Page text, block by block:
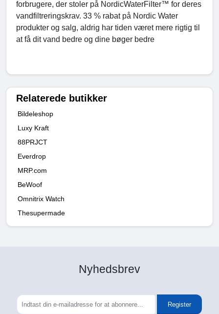
forbrugere, der stoler på NordicWaterFilter™ for deres
vandfiltreringskrav. 33 % rabat på Nordic Water
produkter og salg, aldrig har tiden været mere rigtig til
at få dit vand bedre og dine bøger bedre
Relaterede butikker
Bildeleshop
Luxy Kraft
88PRJCT
Everdrop
MRP.com
BeWoof
Omnitrix Watch
Thesupermade
Nyhedsbrev
Register